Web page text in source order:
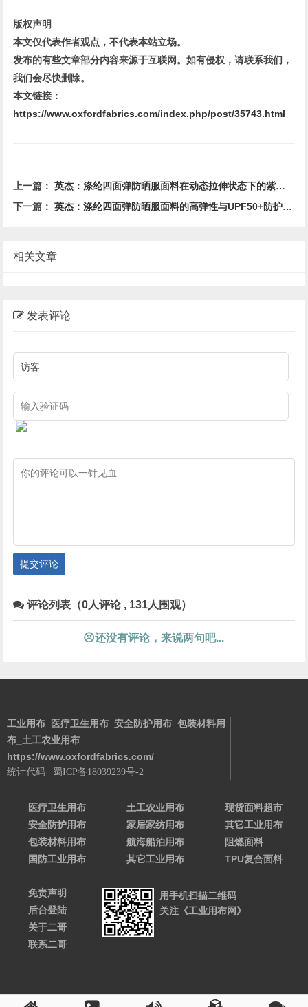
版权声明
本文仅代表作者观点，不代表本站立场。
发布的有些文章部分内容来源于互联网。如有侵权，请联系我们，
我们会尽快删除。
本文链接：
https://www.oxfordfabrics.com/index.php/post/35743.html
上一篇：英杰：涤纶四面弹防晒服面料在动态拉伸状态下的紫外线屏蔽稳定性分析
下一篇：英杰：涤纶四面弹防晒服面料的高弹性与UPF50+防护性能协同机制研究
相关文章
发表评论
提交评论
评论列表（0人评论 , 131人围观）
☹还没有评论，来说两句吧...
工业用布_医疗卫生用布_安全防护用布_包装材料用
布_土工农业用布
https://www.oxfordfabrics.com/
统计代码 蜀ICP备18039239号-2
医疗卫生用布
安全防护用布
包装材料用布
国防工业用布
土工农业用布
家居家纺用布
航海船泊用布
其它工业用布
现货面料超市
其它工业用布
阻燃面料
TPU复合面料
免责声明
后台登陆
关于二哥
联系二哥
用手机扫描二维码
关注《工业用布网》